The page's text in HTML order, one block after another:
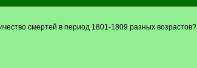
смертей в период 1801-1809 разных возрастов?